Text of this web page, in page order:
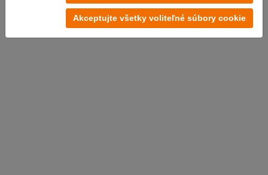
Akceptujte všetky voliteľné súbory cookie
Zásady ochrany osobných údajov-Obchodné podmienky